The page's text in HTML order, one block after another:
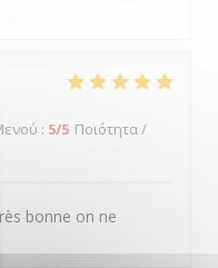
: 5/5 Ποιότητα /
bonne on ne